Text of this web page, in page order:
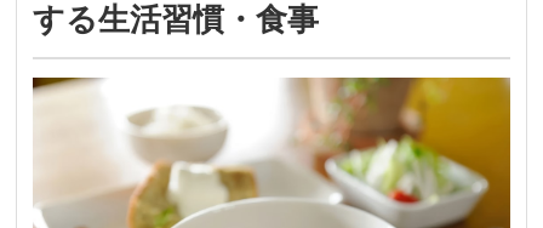
する生活習慣・食事